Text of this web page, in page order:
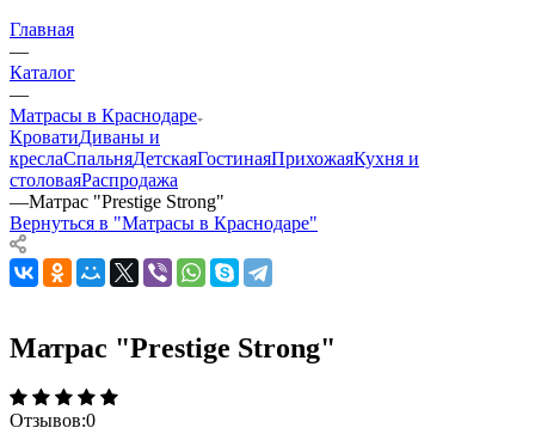
Главная
—
Каталог
—
Матрасы в Краснодаре
КроватиДиваны и
креслаСпальняДетскаяГостинаяПрихожаяКухня и
столоваяРаспродажа
—Матрас "Prestige Strong"
Вернуться в "Матрасы в Краснодаре"
Матрас "Prestige Strong"
Отзывов:0